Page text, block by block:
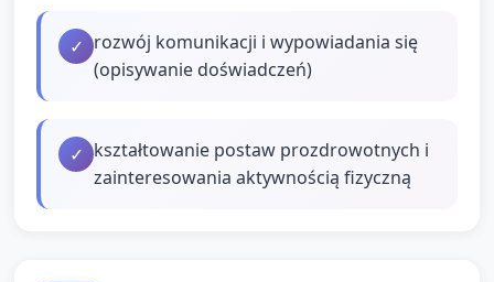
✓ rozwój komunikacji i wypowiadania się
(opisywanie doświadczeń)
✓ kształtowanie postaw prozdrowotnych i
zainteresowania aktywnością fizyczną